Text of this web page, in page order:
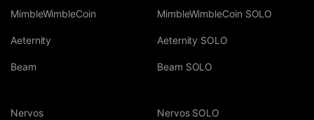
MimbleWimbleCoin
Aeternity
Beam
MimbleWimbleCoin SOLO
Aeternity SOLO
Beam SOLO
Nervos Nervos SOLO